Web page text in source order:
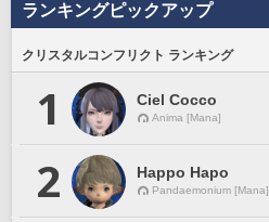
ランキングピックアップ
クリスタルコンフリクト ランキング
1 Ciel Cocco
Anima [Mana]
2 Happo Hapo
Pandaemonium [Mana]